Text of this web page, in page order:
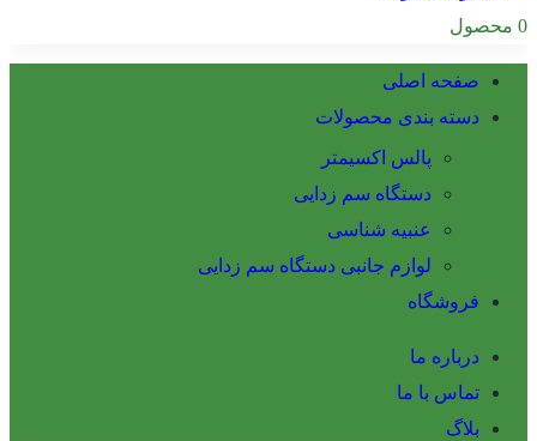
0 محصول
صفحه اصلی
دسته بندی محصولات
پالس اکسیمتر
دستگاه سم زدایی
عنبیه شناسی
لوازم جانبی دستگاه سم زدایی
فروشگاه
درباره ما
تماس با ما
بلاگ